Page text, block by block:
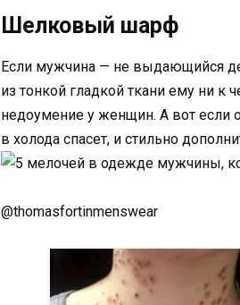
Шелковый шарф
Если мужчина — не выдающийся
из тонкой гладкой ткани ему ни к
недоумение у женщин. А вот если
в холода спасет, и стильно
@thomasfortinmenswear